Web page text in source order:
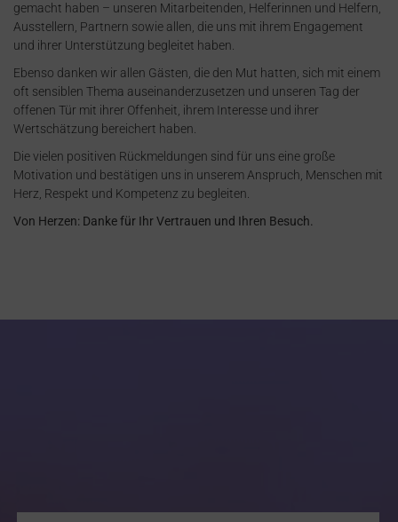
gemacht haben – unseren Mitarbeitenden, Helferinnen und Helfern,
Ausstellern, Partnern sowie allen, die uns mit ihrem Engagement
und ihrer Unterstützung begleitet haben.
Ebenso danken wir allen Gästen, die den Mut hatten, sich mit einem
oft sensiblen Thema auseinanderzusetzen und unseren Tag der
offenen Tür mit ihrer Offenheit, ihrem Interesse und ihrer
Wertschätzung bereichert haben.
Die vielen positiven Rückmeldungen sind für uns eine große
Motivation und bestätigen uns in unserem Anspruch, Menschen mit
Herz, Respekt und Kompetenz zu begleiten.
Von Herzen: Danke für Ihr Vertrauen und Ihren Besuch.